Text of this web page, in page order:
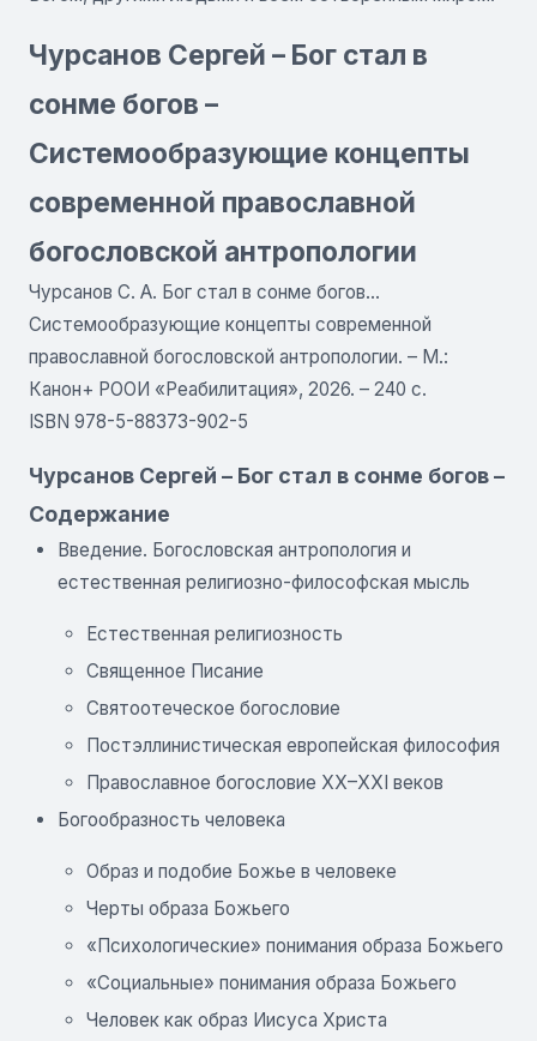
Чурсанов Сергей – Бог стал в
сонме богов –
Системообразующие концепты
современной православной
богословской антропологии
Чурсанов С. А. Бог стал в сонме богов...
Системообразующие концепты современной
православной богословской антропологии. – М.:
Канон+ РООИ «Реабилитация», 2026. – 240 с.
ISBN 978-5-88373-902-5
Чурсанов Сергей – Бог стал в сонме богов –
Содержание
Введение. Богословская антропология и
естественная религиозно-философская мысль
Естественная религиозность
Священное Писание
Святоотеческое богословие
Постэллинистическая европейская философия
Православное богословие XX–XXI веков
Богообразность человека
Образ и подобие Божье в человеке
Черты образа Божьего
«Психологические» понимания образа Божьего
«Социальные» понимания образа Божьего
Человек как образ Иисуса Христа